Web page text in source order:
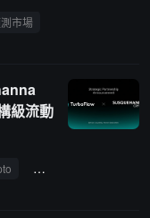
股權證的未來股權簡單
萬，累計交易量超 1
心團隊在香港，計劃保
該公司正積極建立合
市場
級流動
策略合作